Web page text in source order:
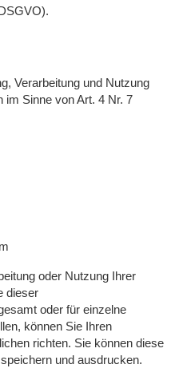
Verarbeitung und Nutzung
im Sinne von Art. 4 Nr. 7
oder Nutzung Ihrer
dieser
oder für einzelne
können Sie Ihren
richten. Sie können diese
und ausdrucken.